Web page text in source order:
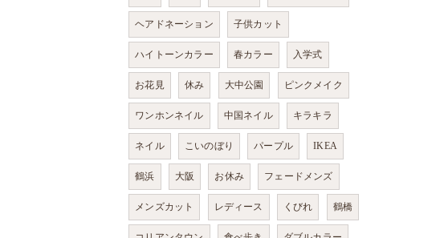
ヘアドネーション 子供カット
ハイトーンカラー 春カラー 入学式
お花見 休み 大中公園 ピンクメイク
ワンホンネイル 中国ネイル キラキラ
ネイル こいのぼり パープル IKEA
鶴浜 大阪 お休み フェードメンズ
メンズカット レディース くびれ 鶴橋